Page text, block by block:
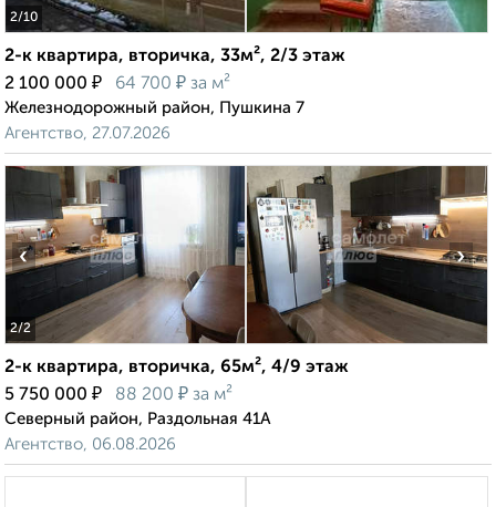
2/10
2-к квартира, вторичка, 33м², 2/3 этаж
2 100 000 ₽ 64 700 ₽ за м²
Железнодорожный район, Пушкина 7
Агентство, 27.07.2026
2/2
‹ ›
2-к квартира, вторичка, 65м², 4/9 этаж
5 750 000 ₽ 88 200 ₽ за м²
Северный район, Раздольная 41А
Агентство, 06.08.2026